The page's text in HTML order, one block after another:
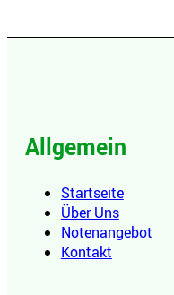
Allgemein
Startseite
Über Uns
Notenangebot
Kontakt